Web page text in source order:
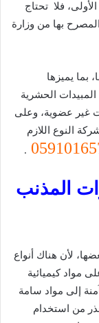
فلا تحتاج
بها من وزارة
يميزها
الحشرية
غير عضوية، وعلى
النوع اللازم
.
المذنب
لأن هناك أنواع
مواد كيميائية
إلى مواد سامة
من استخدام